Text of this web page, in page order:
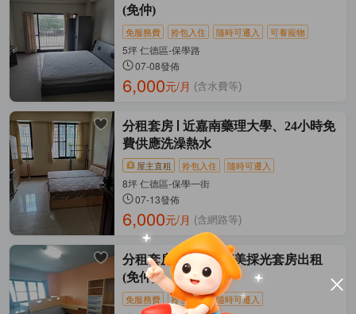
(免仲)
免服務費 拎包入住 隨時可遷入 可養寵物
5坪 仁德區-保學路
07-08發佈
6,000元/月 (含水費等)
分租套房
近嘉南藥理大學、24小時免
費供應洗澡熱水
屋主直租 拎包入住 隨時可遷入
8坪 仁德區-保學一街
07-13發佈
6,000元/月 (含網路等)
分租套房
保學路精美採光套房出租
(免仲)
免服務費 拎包入住 隨時可遷入